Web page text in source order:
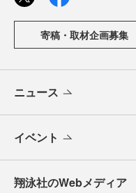
寄稿・取材企画募集
ニュース
イベント
翔泳社のWebメディア